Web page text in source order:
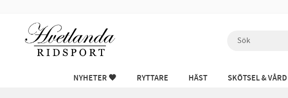
NYHETER 🖤 RYTTARE HÄST SKÖTSEL & VÅRD